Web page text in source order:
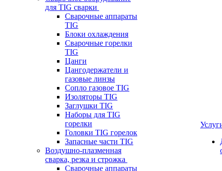
для TIG сварки
Сварочные аппараты
TIG
Блоки охлаждения
Сварочные горелки
TIG
Цанги
Цангодержатели и
газовые линзы
Сопло газовое TIG
Изоляторы TIG
Заглушки TIG
Наборы для TIG
горелки
Головки TIG горелок
Запасные части TIG
Воздушно-плазменная
сварка, резка и строжка
Сварочные аппараты